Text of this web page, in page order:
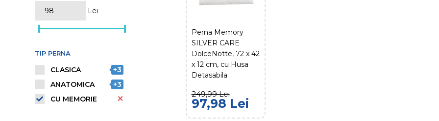
Lei
TIP PERNA
CLASICA
+3
ANATOMICA
+3
CU MEMORIE
Perna Memory
SILVER CARE
DolceNotte, 72 x 42
x 12 cm, cu Husa
Detasabila
249,99 Lei
97,98 Lei